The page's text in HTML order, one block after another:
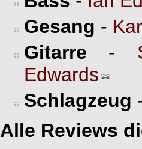
Gesang -
Gitarre -
Edwards
Schlagzeug
Alle Reviews